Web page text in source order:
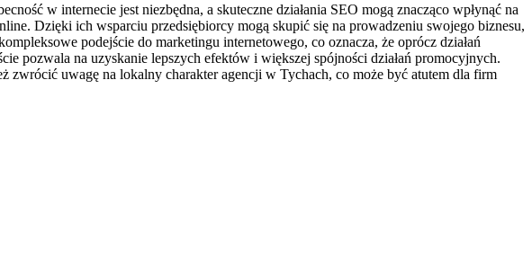
w internecie jest niezbędna, a skuteczne działania SEO mogą znacząco wpłynąć na
Dzięki ich wsparciu przedsiębiorcy mogą skupić się na prowadzeniu swojego biznesu,
podejście do marketingu internetowego, co oznacza, że oprócz działań
pozwala na uzyskanie lepszych efektów i większej spójności działań promocyjnych.
uwagę na lokalny charakter agencji w Tychach, co może być atutem dla firm